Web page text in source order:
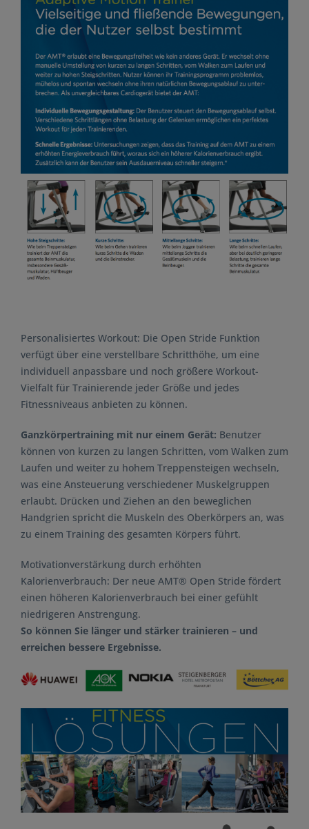
Personalisiertes Workout: Die Open Stride Funktion
verfügt über eine verstellbare Schritthöhe, um eine
individuell anpassbare und noch größere Workout-
Vielfalt für Trainierende jeder Größe und jedes
Fitnessniveaus anbieten zu können.
Ganzkörpertraining mit nur einem Gerät: Benutzer
können von kurzen zu langen Schritten, vom Walken zum
Laufen und weiter zu hohem Treppensteigen wechseln,
was eine Ansteuerung verschiedener Muskelgruppen
erlaubt. Drücken und Ziehen an den beweglichen
Handgrien spricht die Muskeln des Oberkörpers an, was
zu einem Training des gesamten Körpers führt.
Motivationverstärkung durch erhöhten
Kalorienverbrauch: Der neue AMT® Open Stride fördert
einen höheren Kalorienverbrauch bei einer gefühlt
niedrigeren Anstrengung.
So können Sie länger und stärker trainieren – und
erreichen bessere Ergebnisse.